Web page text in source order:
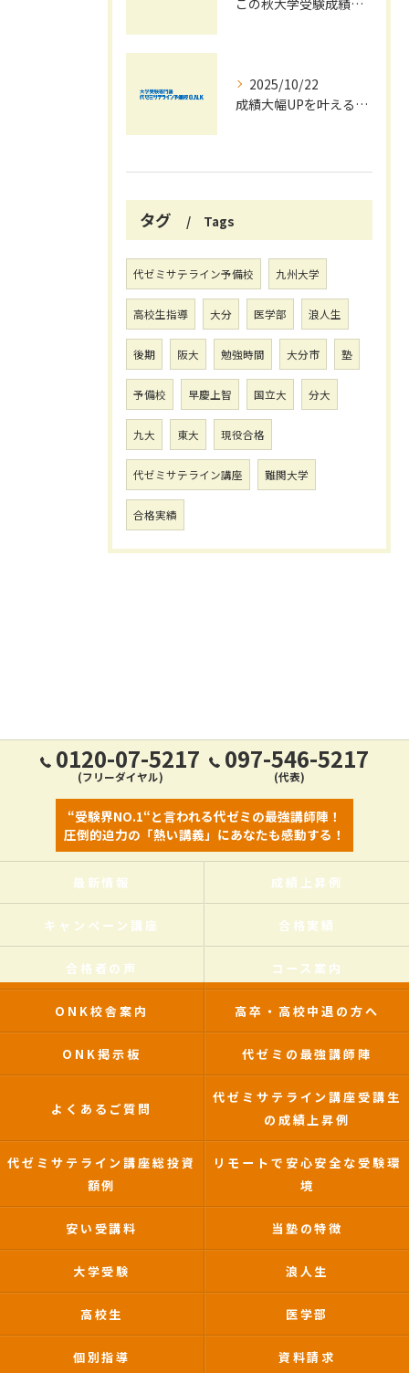
この秋大学受験成績大幅UPの秘訣
2025/10/22
成績大幅UPを叶える秋の効率学習法
タグ Tags
代ゼミサテライン予備校 九州大学
高校生指導 大分 医学部 浪人生
後期 阪大 勉強時間 大分市 塾
予備校 早慶上智 国立大 分大
九大 東大 現役合格
代ゼミサテライン講座 難関大学
合格実績
0120-07-5217
(フリーダイヤル)
097-546-5217
(代表)
“受験界NO.1“と言われる代ゼミの最強講師陣！
圧倒的迫力の「熱い講義」にあなたも感動する！
最新情報 成績上昇例
キャンペーン講座 合格実績
合格者の声 コース案内
ONK校舎案内 高卒・高校中退の方へ
ONK掲示板 代ゼミの最強講師陣
よくあるご質問
代ゼミサテライン講座受講生
の成績上昇例
代ゼミサテライン講座総投資
額例
リモートで安心安全な受験環
境
安い受講料 当塾の特徴
大学受験 浪人生
高校生 医学部
個別指導 資料請求